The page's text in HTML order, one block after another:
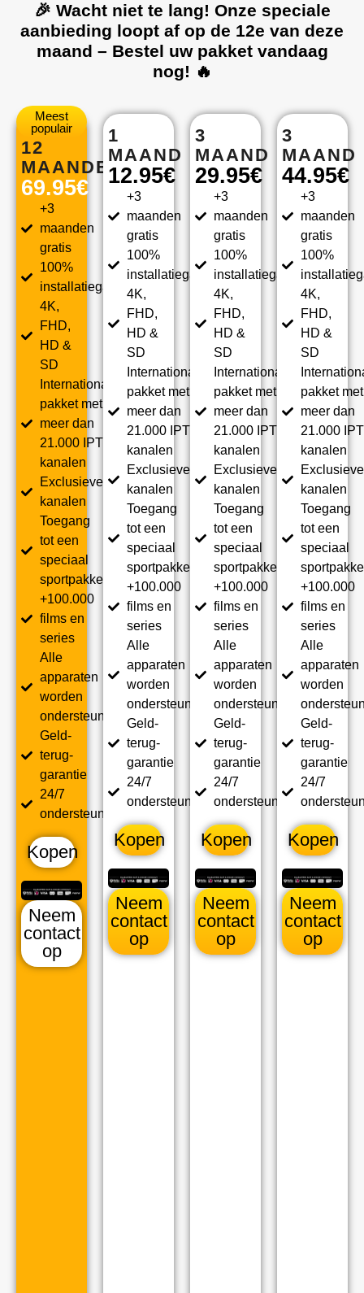
🎉 Wacht niet te lang! Onze speciale
aanbieding loopt af op de 12e van deze
maand – Bestel uw pakket vandaag
nog! 🔥
Meest
populair
12
MAANDEN
69.95€
+3
maanden
gratis
100%
installatiegarantie
4K,
FHD,
HD &
SD
Internationaal
pakket met
meer dan
21.000 IPTV-
kanalen
Exclusieve
kanalen
Toegang
tot een
speciaal
sportpakket
+100.000
films en
series
Alle
apparaten
worden
ondersteund
Geld-
terug-
garantie
24/7
ondersteuning
Kopen
Neem
contact
op
Basic
1
MAAND
12.95€
+3
maanden
gratis
100%
installatiegarantie
4K,
FHD,
HD &
SD
Internationaal
pakket met
meer dan
21.000 IPTV-
kanalen
Exclusieve
kanalen
Toegang
tot een
speciaal
sportpakket
+100.000
films en
series
Alle
apparaten
worden
ondersteund
Geld-
terug-
garantie
24/7
ondersteuning
Kopen
Neem
contact
op
Basic
3
MAAND
29.95€
+3
maanden
gratis
100%
installatiegarantie
4K,
FHD,
HD &
SD
Internationaal
pakket met
meer dan
21.000 IPTV-
kanalen
Exclusieve
kanalen
Toegang
tot een
speciaal
sportpakket
+100.000
films en
series
Alle
apparaten
worden
ondersteund
Geld-
terug-
garantie
24/7
ondersteuning
Kopen
Neem
contact
op
PREMIUM
3
MAAND
44.95€
+3
maanden
gratis
100%
4K,
FHD,
HD &
SD
pakket met
meer dan
21.000
kanalen
Exclusieve
kanalen
Toegang
tot een
speciaal
+100.000
films en
series
Alle
apparaten
worden
Geld-
terug-
garantie
24/7
Kopen
Neem
contact
op